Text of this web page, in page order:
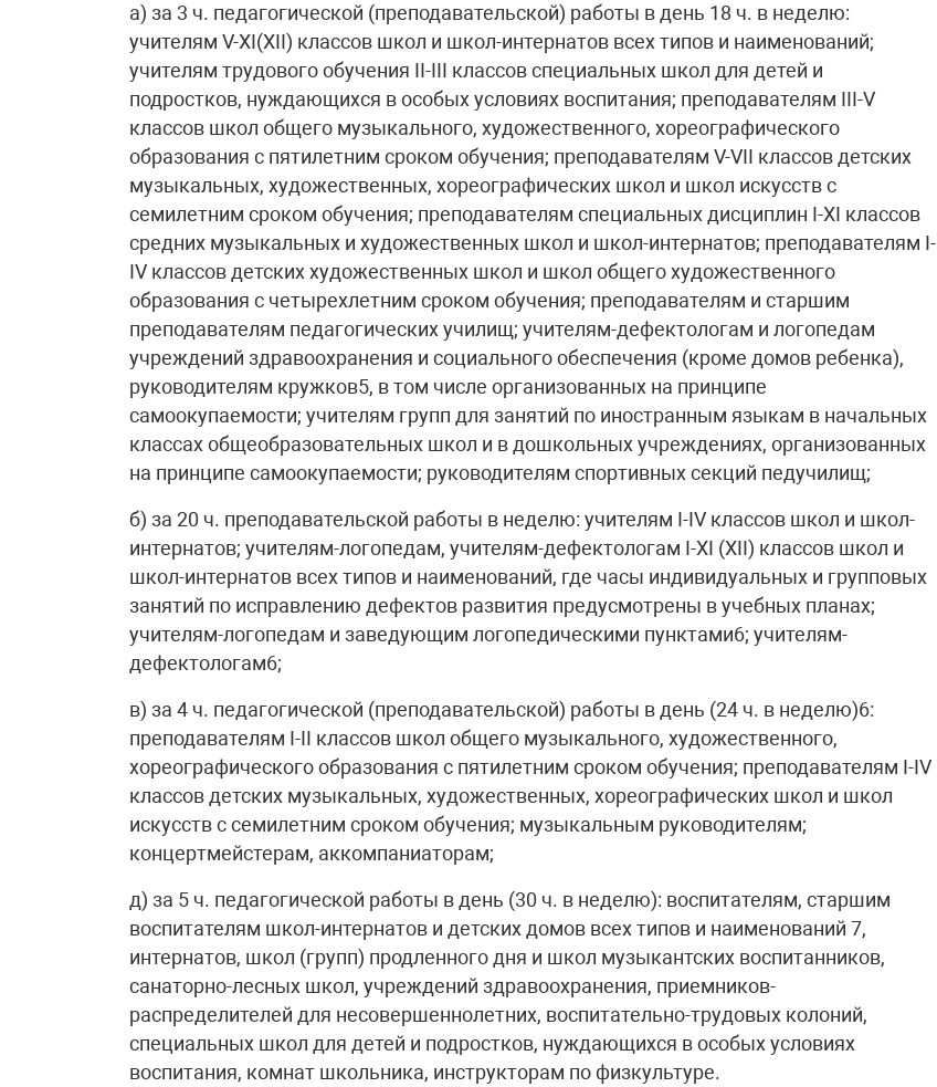
а) за 3 ч. педагогической (преподавательской) работы в день 18 ч. в неделю:
учителям V-ХI(ХII) классов школ и школ-интернатов всех типов и наименований;
учителям трудового обучения II-III классов специальных школ для детей и
подростков, нуждающихся в особых условиях воспитания; преподавателям III-V
классов школ общего музыкального, художественного, хореографического
образования с пятилетним сроком обучения; преподавателям V-VII классов детских
музыкальных, художественных, хореографических школ и школ искусств с
семилетним сроком обучения; преподавателям специальных дисциплин I-ХI классов
средних музыкальных и художественных школ и школ-интернатов; преподавателям I-
IV классов детских художественных школ и школ общего художественного
образования с четырехлетним сроком обучения; преподавателям и старшим
преподавателям педагогических училищ; учителям-дефектологам и логопедам
учреждений здравоохранения и социального обеспечения (кроме домов ребенка),
руководителям кружков5, в том числе организованных на принципе
самоокупаемости; учителям групп для занятий по иностранным языкам в начальных
классах общеобразовательных школ и в дошкольных учреждениях, организованных
на принципе самоокупаемости; руководителям спортивных секций педучилищ;
б) за 20 ч. преподавательской работы в неделю: учителям I-IV классов школ и школ-
интернатов; учителям-логопедам, учителям-дефектологам I-XI (XII) классов школ и
школ-интернатов всех типов и наименований, где часы индивидуальных и групповых
занятий по исправлению дефектов развития предусмотрены в учебных планах;
учителям-логопедам и заведующим логопедическими пунктами6; учителям-
дефектологам6;
в) за 4 ч. педагогической (преподавательской) работы в день (24 ч. в неделю)6:
преподавателям I-II классов школ общего музыкального, художественного,
хореографического образования с пятилетним сроком обучения; преподавателям I-IV
классов детских музыкальных, художественных, хореографических школ и школ
искусств с семилетним сроком обучения; музыкальным руководителям;
концертмейстерам, аккомпаниаторам;
д) за 5 ч. педагогической работы в день (30 ч. в неделю): воспитателям, старшим
воспитателям школ-интернатов и детских домов всех типов и наименований 7,
интернатов, школ (групп) продленного дня и школ музыкантских воспитанников,
санаторно-лесных школ, учреждений здравоохранения, приемников-
распределителей для несовершеннолетних, воспитательно-трудовых колоний,
специальных школ для детей и подростков, нуждающихся в особых условиях
воспитания, комнат школьника, инструкторам по физкультуре.